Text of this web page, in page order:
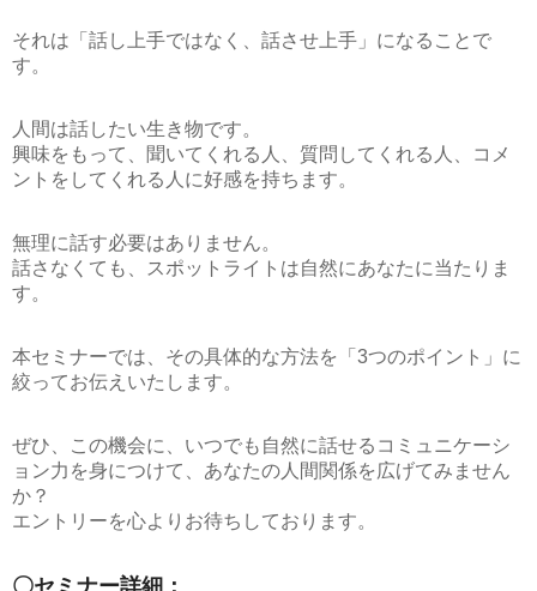
それは 「話し上手ではなく、話させ上手 」になることで
す。
人間は話したい生き物です。
興味をもって、
聞いてくれる人、質問してくれる人、コメ
ントをしてくれる人 に好感を持ちます。
無理に話す必要はありません。
話さなくても、スポットライトは自然にあなたに当たりま
す。
本セミナーでは、その具体的な方法を 「3つのポイント」 に
絞ってお伝えいたします。
ぜひ、この機会に、いつでも自然に話せるコミュニケーシ
ョン力を身につけて、あなたの人間関係を広げてみません
か？
エントリーを心よりお待ちしております。
〇セミナー詳細：